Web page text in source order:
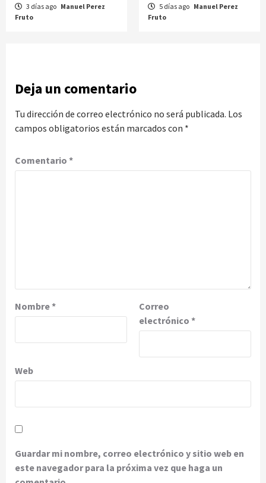
3 días ago Manuel Perez
Fruto
5 días ago Manuel Perez
Fruto
Deja un comentario
Tu dirección de correo electrónico no será publicada. Los
campos obligatorios están marcados con *
Comentario *
Nombre*
Correo
electrónico *
Web
Guardar mi nombre, correo electrónico y sitio web en
este navegador para la próxima vez que haga un